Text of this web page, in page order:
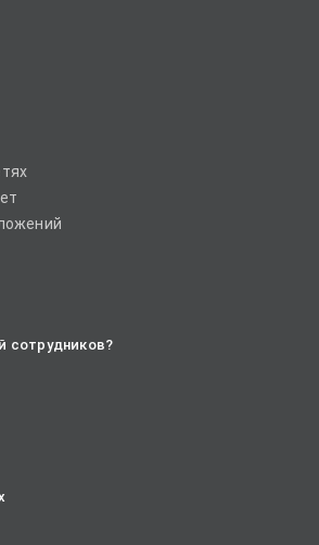
сотрудников?